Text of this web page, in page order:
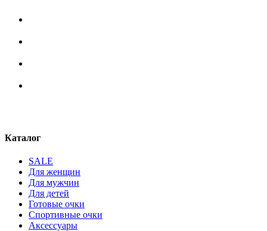
Каталог
SALE
Для женщин
Для мужчин
Для детей
Готовые очки
Спортивные очки
Аксессуары